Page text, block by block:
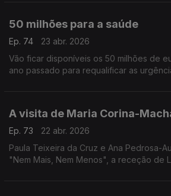
50 milhões para a saúde
Ep. 74
23 abr. 2026
Vão ficar disponíveis os 50 milhões de
ano passado para requalificar as
A visita de Maria Corina-
Ep. 73
22 abr. 2026
Paula Teixeira da Cruz e Ana Pedrosa-
"Nem Mais, Nem Menos", a receção de